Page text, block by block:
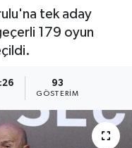
tek aday
179 oyun
93
GÖSTERIM